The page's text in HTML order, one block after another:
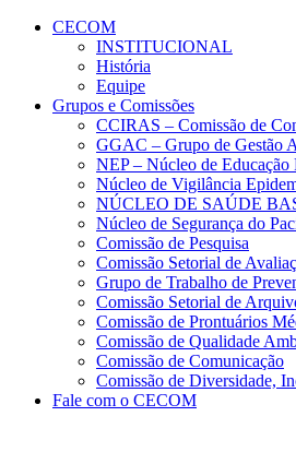
Conteúdo principal
CECOM
INSTITUCIONAL
História
Equipe
Grupos e Comissões
CCIRAS – Comissão de
GGAC – Grupo de Gestão
NEP – Núcleo de Educação
Núcleo de Vigilância
NÚCLEO DE SAÚDE
Núcleo de Segurança do
Comissão de Pesquisa
Comissão Setorial de
Grupo de Trabalho de
Comissão Setorial de
Comissão de Prontuários
Comissão de Qualidade
Comissão de Comunicação
Comissão de Diversidade,
Fale com o CECOM